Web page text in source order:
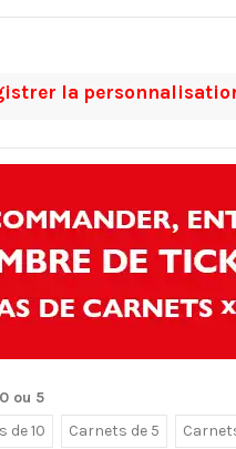
la
ou 5
de 10 Carnets de 5